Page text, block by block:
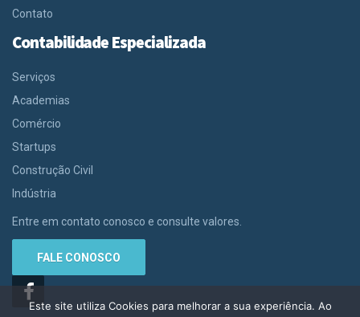
Contato
Contabilidade Especializada
Serviços
Academias
Comércio
Startups
Construção Civil
Indústria
Entre em contato conosco e consulte valores.
FALE CONOSCO
Este site utiliza Cookies para melhorar a sua experiência. Ao